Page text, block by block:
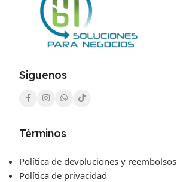
Siguenos
Términos
Política de devoluciones y reembolsos
Política de privacidad